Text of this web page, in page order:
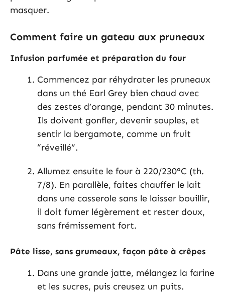
masquer.
Comment faire un gateau aux pruneaux
Infusion parfumée et préparation du four
Commencez par réhydrater les pruneaux
dans un thé Earl Grey bien chaud avec
des zestes d’orange, pendant 30 minutes.
Ils doivent gonfler, devenir souples, et
sentir la bergamote, comme un fruit
“réveillé”.
Allumez ensuite le four à 220/230°C (th.
7/8). En parallèle, faites chauffer le lait
dans une casserole sans le laisser bouillir,
il doit fumer légèrement et rester doux,
sans frémissement fort.
Pâte lisse, sans grumeaux, façon pâte à crêpes
Dans une grande jatte, mélangez la farine
et les sucres, puis creusez un puits.